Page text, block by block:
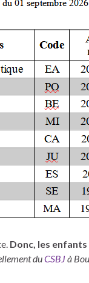
Donc, les
duCSBJ à